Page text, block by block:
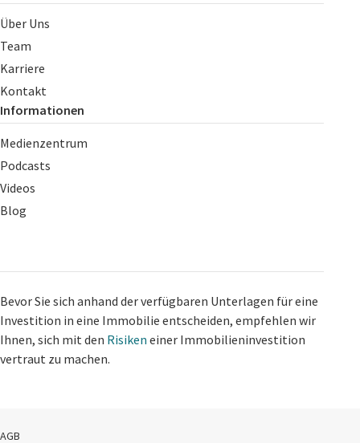
Über Uns
Team
Karriere
Kontakt
Informationen
Medienzentrum
Podcasts
Videos
Blog
Bevor Sie sich anhand der verfügbaren Unterlagen für eine
Investition in eine Immobilie entscheiden, empfehlen wir
Ihnen, sich mit den Risiken einer Immobilieninvestition
vertraut zu machen.
AGB